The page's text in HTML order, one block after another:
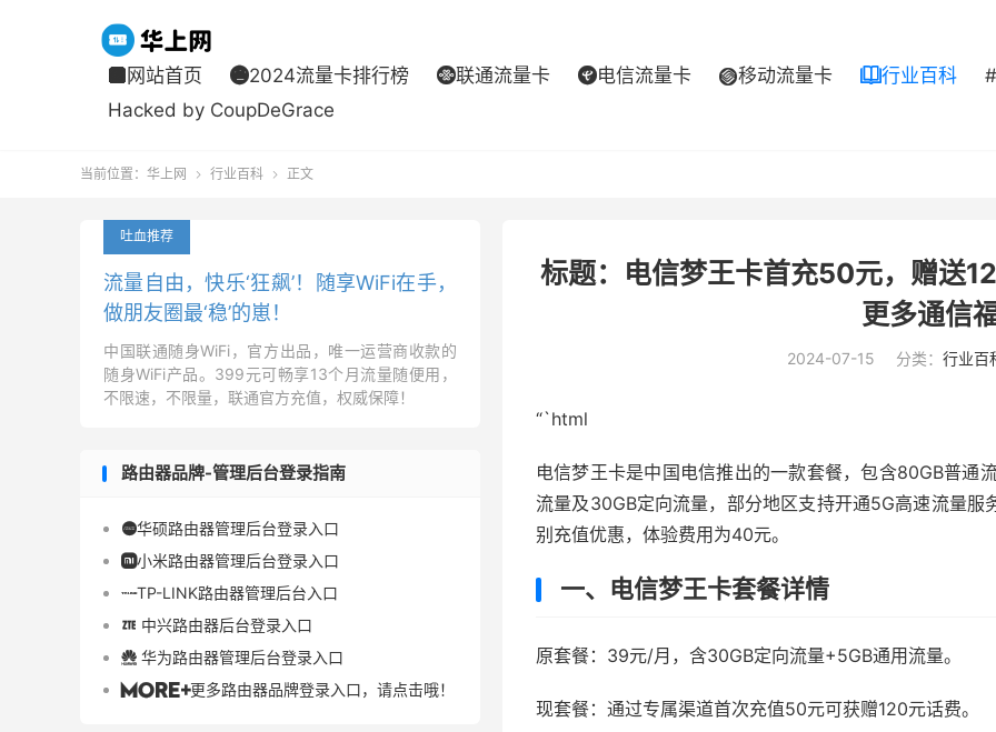
 网站首页 2024流量卡排行榜 联通流量卡 电信流量卡 移动流量卡 行业百科
Hacked by CoupDeGrace
当前位置： 华上网  行业百科  正文
标题：电信梦王卡首充50元，赠送
更多通信
2024-07-15 分类： 行业百
“`html
电信梦王卡是中国电信推出的一款套餐，包含80GB普通
流量及30GB定向流量，部分地区支持开通5G高速流量
别充值优惠，体验费用为40元。
一、电信梦王卡套餐详情
原套餐：39元/月，含30GB定向流量+5GB通用流量。
现套餐：通过专属渠道首次充值50元可获赠120元话费。
吐血推荐
流量自由，快乐‘狂飙’！随享WiFi在手，
做朋友圈最‘稳’的崽！
中国联通随身WiFi，官方出品，唯一运营商收款的
随身WiFi产品。399元可畅享13个月流量随便用，
不限速，不限量，联通官方充值，权威保障！
路由器品牌-管理后台登录指南
华硕路由器管理后台登录入口
小米路由器管理后台登录入口
TP-LINK路由器管理后台入口
 中兴路由器后台登录入口
 华为路由器管理后台登录入口
更多路由器品牌登录入口，请点击哦！